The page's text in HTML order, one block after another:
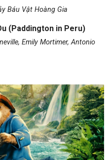
Báu Vật Hoàng Gia
(Paddington in Peru)
Emily Mortimer, Antonio